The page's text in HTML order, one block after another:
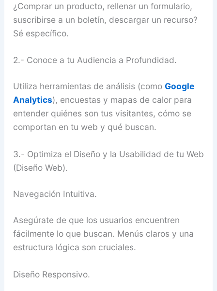
¿Comprar un producto, rellenar un formulario,
suscribirse a un boletín, descargar un recurso?
Sé específico.
2.- Conoce a tu Audiencia a Profundidad.
Utiliza herramientas de análisis (como Google
Analytics), encuestas y mapas de calor para
entender quiénes son tus visitantes, cómo se
comportan en tu web y qué buscan.
3.- Optimiza el Diseño y la Usabilidad de tu Web
(Diseño Web).
Navegación Intuitiva.
Asegúrate de que los usuarios encuentren
fácilmente lo que buscan. Menús claros y una
estructura lógica son cruciales.
Diseño Responsivo.